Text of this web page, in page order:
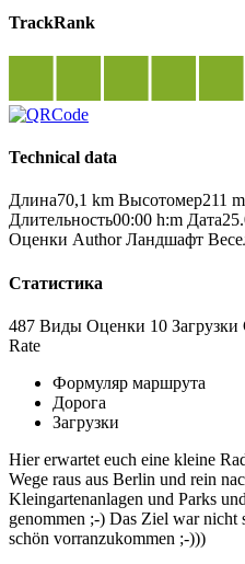
TrackRank
Technical data
Длина70,1 km Высотомер211 m
Длительность00:00 h:m Дата
Оценки Author Ландшафт
Статистика
487 Виды Оценки 10 Загрузки
Rate
Формуляр маршрута
Дорога
Загрузки
Hier erwartet euch eine kleine
Wege raus aus Berlin und rein
Kleingartenanlagen und Parks
genommen ;-) Das Ziel war nicht
schön vorranzukommen ;-)))